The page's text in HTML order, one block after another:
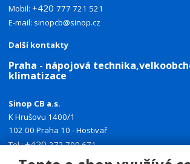
Mobil:+420777 721 521
E-mail: sinopcb@sinop.cz
Další kontakty
Praha - nápojová
klimatizace
Sinop CB a.s.
K Hrušovu 1400/1
102 00 Praha 10 - Hostivař
Tel.:+420272 700 671
Mobil:+420774 335 918